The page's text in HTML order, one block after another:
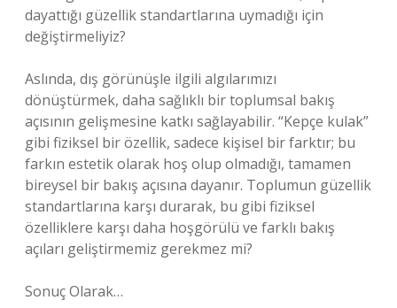
dayattığı güzellik standartlarına uymadığı için
değiştirmeliyiz?
Aslında, dış görünüşle ilgili algılarımızı
dönüştürmek, daha sağlıklı bir toplumsal bakış
açısının gelişmesine katkı sağlayabilir. “Kepçe kulak”
gibi fiziksel bir özellik, sadece kişisel bir farktır; bu
farkın estetik olarak hoş olup olmadığı, tamamen
bireysel bir bakış açısına dayanır. Toplumun güzellik
standartlarına karşı durarak, bu gibi fiziksel
özelliklere karşı daha hoşgörülü ve farklı bakış
açıları geliştirmemiz gerekmez mi?
Sonuç Olarak…